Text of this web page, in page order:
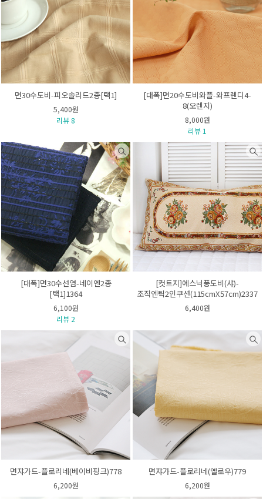
면30수도비-피오솔리드2종[택1]
5,400원
리뷰 8
[대폭]면20수도비와플-와프렌디4-
8(오렌지)
8,000원
리뷰 1
[대폭]면30수선염-네이엔2종
[택1]1364
6,100원
리뷰 2
[컷트지]에스닉풍도비(샤)-
조직엔틱2인쿠션(115cmX57cm)2337
6,400원
면쟈가드-플로리네(베이비핑크)778
6,200원
면쟈가드-플로리네(옐로우)779
6,200원